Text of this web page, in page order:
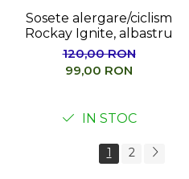
Sosete alergare/ciclism
Rockay Ignite, albastru
120,00 RON
99,00 RON
IN STOC
1 2